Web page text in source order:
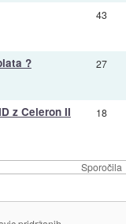
Sporočila
43
? 27
z Celeron II 18